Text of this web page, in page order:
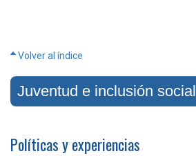
Volver al índice
Juventud e inclusión social
Políticas y experiencias